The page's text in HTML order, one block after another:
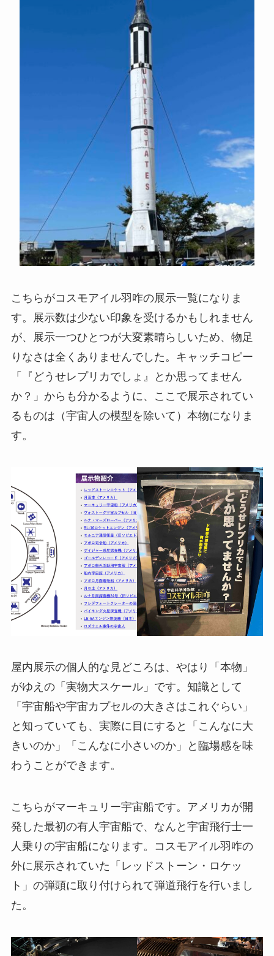
こちらがコスモアイル羽咋の展示一覧になりま
す。展示数は少ない印象を受けるかもしれません
が、展示一つひとつが大変素晴らしいため、物足
りなさは全くありませんでした。キャッチコピー
「『どうせレプリカでしょ』とか思ってません
か？」からも分かるように、ここで展示されてい
るものは（宇宙人の模型を除いて）本物になりま
す。
屋内展示の個人的な見どころは、やはり「本物」
がゆえの「実物大スケール」です。知識として
「宇宙船や宇宙カプセルの大きさはこれぐらい」
と知っていても、実際に目にすると「こんなに大
きいのか」「こんなに小さいのか」と臨場感を味
わうことができます。
こちらがマーキュリー宇宙船です。アメリカが開
発した最初の有人宇宙船で、なんと宇宙飛行士一
人乗りの宇宙船になります。コスモアイル羽咋の
外に展示されていた「レッドストーン・ロケッ
ト」の弾頭に取り付けられて弾道飛行を行いまし
た。